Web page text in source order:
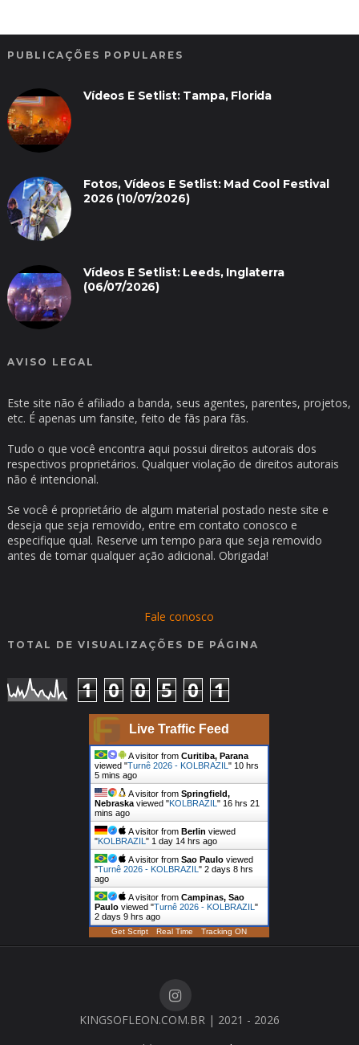
PUBLICAÇÕES POPULARES
Vídeos E Setlist: Tampa, Florida
Fotos, Vídeos E Setlist: Mad Cool Festival
2026 (10/07/2026)
Vídeos E Setlist: Leeds, Inglaterra
(06/07/2026)
AVISO LEGAL
Este site não é afiliado a banda, seus agentes, parentes, projetos,
etc. É apenas um fansite, feito de fãs para fãs.
Tudo o que você encontra aqui possui direitos autorais dos
respectivos proprietários. Qualquer violação de direitos autorais
não é intencional.
Se você é proprietário de algum material postado neste site e
deseja que seja removido, entre em contato conosco e
especifique qual. Reserve um tempo para que seja removido
antes de tomar qualquer ação adicional. Obrigada!
Fale conosco
TOTAL DE VISUALIZAÇÕES DE PÁGINA
1 0 0 5 0 1
Live Traffic Feed
A visitor fromCuritiba, Parana
viewed "Turnê 2026 - KOLBRAZIL" 10 hrs
5 mins ago
A visitor fromSpringfield,
Nebraska viewed "KOLBRAZIL" 16 hrs 21
mins ago
A visitor fromBerlin viewed
"KOLBRAZIL" 1 day 14 hrs ago
A visitor fromSao Paulo viewed
"Turnê 2026 - KOLBRAZIL"2 days 8 hrs
ago
A visitor fromCampinas, Sao
Paulo viewed "Turnê 2026 - KOLBRAZIL"
2 days 9 hrs ago
Get Script Real Time Tracking ON
KINGSOFLEON.COM.BR | 2021 - 2026